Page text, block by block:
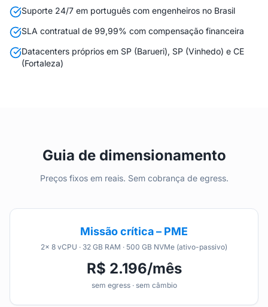
Suporte 24/7 em português com engenheiros no Brasil
SLA contratual de 99,99% com compensação financeira
Datacenters próprios em SP (Barueri), SP (Vinhedo) e CE
(Fortaleza)
Guia de dimensionamento
Preços fixos em reais. Sem cobrança de egress.
Missão crítica – PME
2× 8 vCPU · 32 GB RAM · 500 GB NVMe (ativo-passivo)
R$ 2.196/mês
sem egress · sem câmbio